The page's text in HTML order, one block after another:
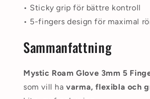
• Sticky grip för bättre kontroll
• 5-fingers design för maximal
Sammanfattning
Mystic Roam Glove 3mm 5
som vill havarma, flexibla och